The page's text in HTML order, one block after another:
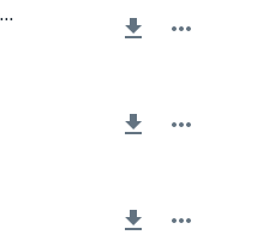
Frihet Instrumental